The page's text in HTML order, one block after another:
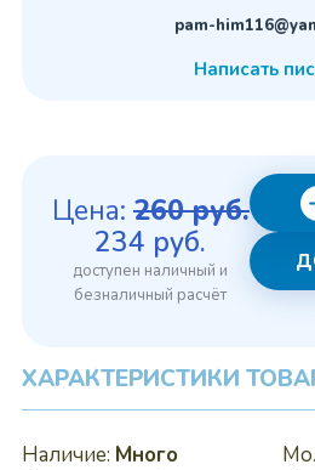
pam-
Написать
Цена: 260руб.
Первоначальная
цена
составляла
234 руб. Текущая
цена:
234
ХАРАКТЕРИСТИКИ
Наличие: Много